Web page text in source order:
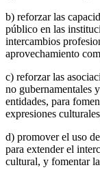
b) reforzar las
público en las
intercambios
aprovechamiento
c) reforzar las
no gubernamentales
entidades, para
expresiones
d) promover el uso
para extender el
cultural, y fomentar